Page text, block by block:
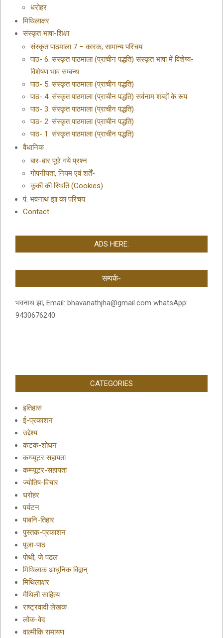
धरोहर
मिथिलाक्षर
संस्कृत भाषा-शिक्षा
संस्कृत पाठमाला 7 – कारक, सामान्य परिचय
पाठ- 6. संस्कृत पाठमाला (प्राचीन पद्धति) संस्कृत भाषा में विशेष्य-
विशेषण भाव सम्बन्ध
पाठ- 5. संस्कृत पाठमाला (प्राचीन पद्धति)
पाठ- 4. संस्कृत पाठमाला (प्राचीन पद्धति) सर्वनाम शब्दों के रूप
पाठ- 3. संस्कृत पाठमाला (प्राचीन पद्धति)
पाठ- 2. संस्कृत पाठमाला (प्राचीन पद्धति)
पाठ- 1. संस्कृत पाठमाला (प्राचीन पद्धति)
वैधानिक
बार-बार पूछे गये प्रश्न
गोपनीयता, नियम एवं शर्तें-
कूकी की स्थिति (Cookies)
पं. भवनाथ झा का परिचय
Contact
ADS HERE:
सम्पर्क-
भवनाथ झा, Email: bhavanathjha@gmail.com whatsApp:
9430676240
CATEGORIES
इतिहास
ई-प्रकाशन
उद्देश्य
कंटक-शोधन
कम्प्यूटर सहायता
कम्प्यूटर-सहायता
ज्योतिष-विचार
धरोहर
पर्यटन
पाबनि-तिहार
पुस्तक-प्रकाशन
पूजा-पाठ
पोथी, जे पढल
मिथिलाक आधुनिक विद्वान्
मिथिलाक्षर
मैथिली साहित्य
राष्ट्रवादी लेखक
लोक-वेद
वाल्मीकि रामायण